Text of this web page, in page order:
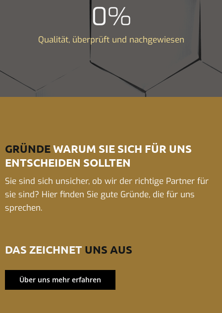
0%
Qualität, überprüft und nachgewiesen
GRÜNDEWARUM SIE SICH FÜR UNS
ENTSCHEIDEN SOLLTEN
Sie sind sich unsicher, ob wir der richtige Partner für
sie sind? Hier finden Sie gute Gründe, die für uns
sprechen.
DAS ZEICHNET UNS AUS
Über uns mehr erfahren